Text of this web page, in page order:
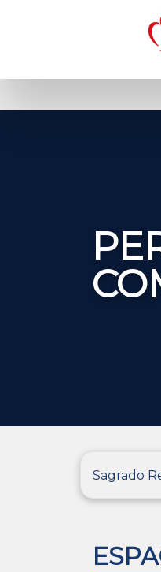
Sagrado